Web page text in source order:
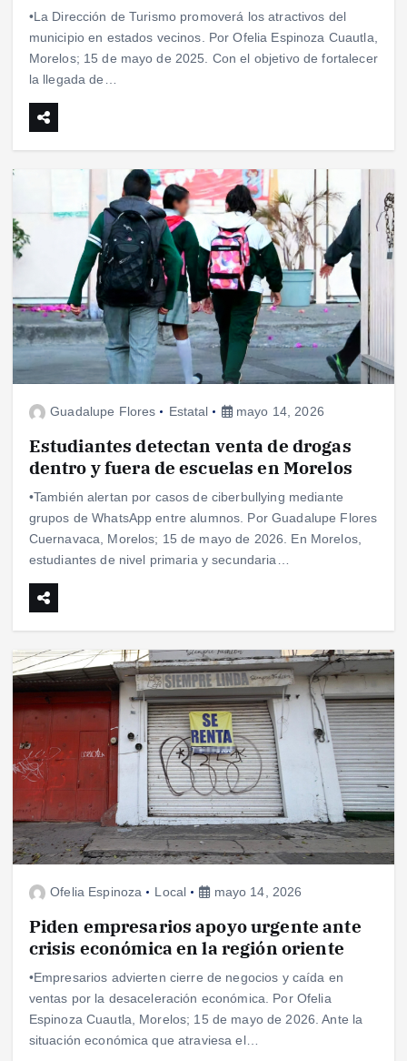
•La Dirección de Turismo promoverá los atractivos del
municipio en estados vecinos. Por Ofelia Espinoza Cuautla,
Morelos; 15 de mayo de 2025. Con el objetivo de fortalecer
la llegada de…
Guadalupe Flores Estatal mayo 14, 2026
Estudiantes detectan venta de drogas
dentro y fuera de escuelas en Morelos
•También alertan por casos de ciberbullying mediante
grupos de WhatsApp entre alumnos. Por Guadalupe Flores
Cuernavaca, Morelos; 15 de mayo de 2026. En Morelos,
estudiantes de nivel primaria y secundaria…
Ofelia Espinoza Local mayo 14, 2026
Piden empresarios apoyo urgente ante
crisis económica en la región oriente
•Empresarios advierten cierre de negocios y caída en
ventas por la desaceleración económica. Por Ofelia
Espinoza Cuautla, Morelos; 15 de mayo de 2026. Ante la
situación económica que atraviesa el…